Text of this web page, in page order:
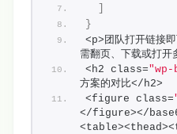
}
<p>团队打开链接
需翻页、下载或打
<h2 class=
方案的对比</h2>
<figure class=
</figure></